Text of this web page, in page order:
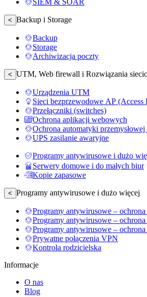
SIEM & SOAR
< Backup i Storage
Backup
Storage
Archiwizacja poczty
< UTM, Web firewall i Rozwiązania
Urządzenia UTM
Sieci bezprzewodowe AP (Access
Przełączniki (switches)
Ochrona aplikacji webowych
Ochrona automatyki
UPS zasilanie awaryjne
Programy antywirusowe i dużo
Serwery domowe i do małych biur
Kopie zapasowe
< Programy antywirusowe i dużo więcej
Programy antywirusowe –
Programy antywirusowe – ochrona
Programy antywirusowe –
Prywatne połączenia VPN
Kontrola rodzicielska
Informacje
O nas
Blog